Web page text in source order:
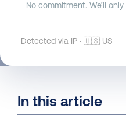
In this article
No commitment. We’ll
Detected via IP · 🇺🇸 US